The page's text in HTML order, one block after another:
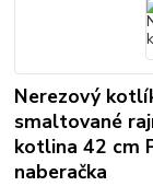
Nerezový
smaltované
kotlina 42 cm
naberačka